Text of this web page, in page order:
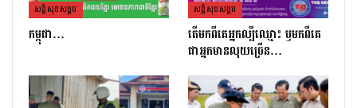
សន្តិសុខសង្គម
កម្ពុជា…
សន្តិសុខសង្គម
តេីមកពីគេអ្នកល្បីឈ្មោះ​ ឫមកពីគេ
ជាអ្នកមានលុយច្រេីន​…